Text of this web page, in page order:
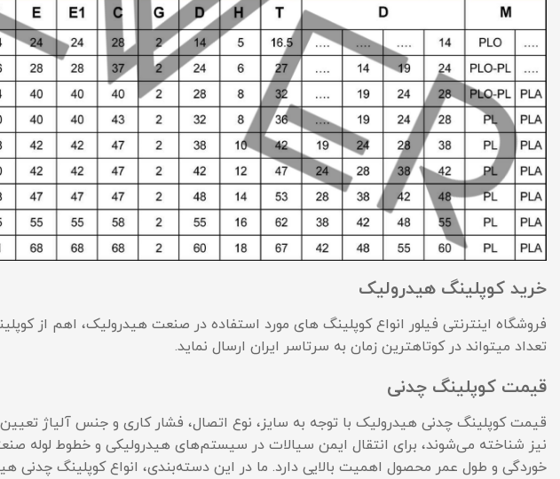
خرید کوپلینگ هیدرولیک
فروشگاه اینترنتی فیلور انواع کوپلینگ های مورد استفاده در صنعت هیدرولیک، اهم از
تعداد میتواند در کوتاهترین زمان به سرتاسر ایران ارسال نماید.
قیمت کوپلینگ چدنی
قیمت کوپلینگ چدنی هیدرولیک با توجه به سایز، نوع اتصال، فشار کاری و جنس آلیاژ
نیز شناخته می‌شوند، برای انتقال ایمن سیالات در سیستم‌های هیدرولیکی و خطوط لوله
خوردگی و طول عمر محصول اهمیت بالایی دارد. ما در این دسته‌بندی، انواع کوپلینگ چدنی